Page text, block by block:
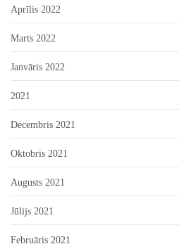
Aprīlis 2022
Marts 2022
Janvāris 2022
2021
Decembris 2021
Oktobris 2021
Augusts 2021
Jūlijs 2021
Februāris 2021